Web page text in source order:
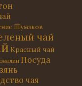
Шумаков
чай
Красный чай
Посуда
чая